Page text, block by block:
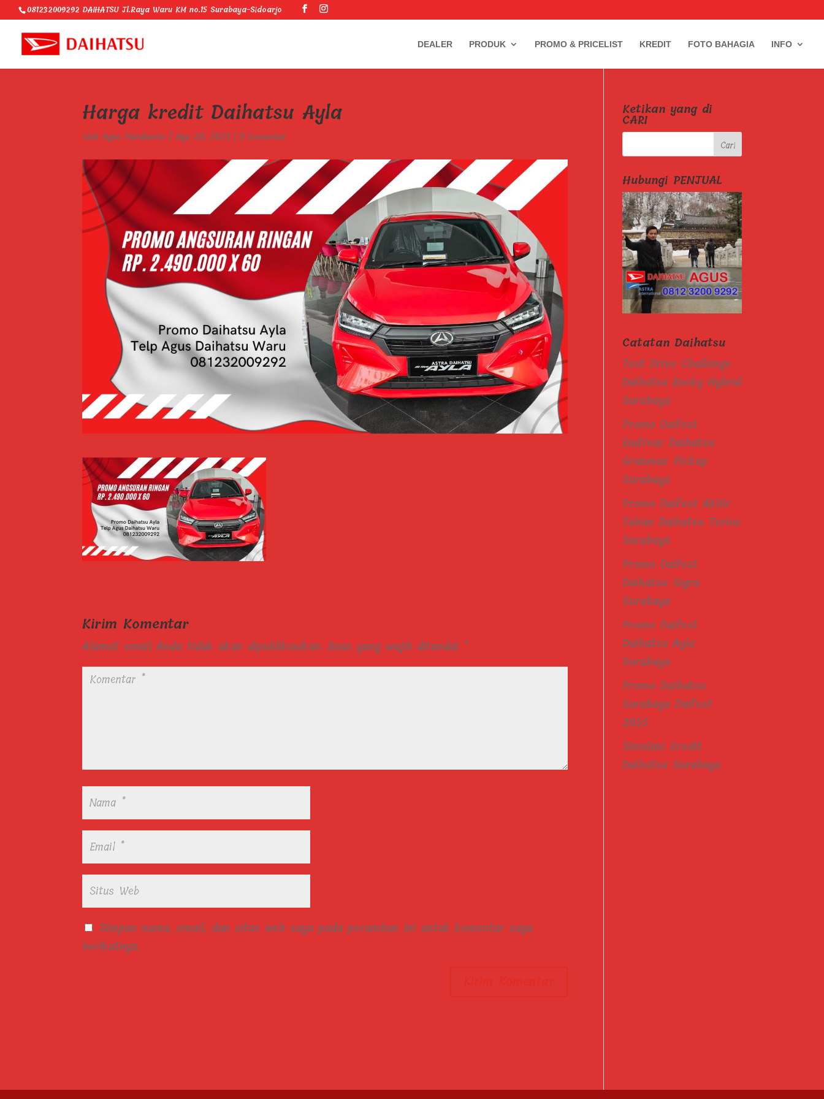
081232009292 DAIHATSU Jl.Raya Waru KM no.15 Surabaya-Sidoarjo
DEALER PRODUK PROMO & PRICELIST KREDIT FOTO BAHAGIA INFO
Harga kredit Daihatsu Ayla
olehAgus Mardianto |Agu 20, 2023 | 0 komentar
Kirim Komentar
Alamat email Anda tidak akan dipublikasikan. Ruas yang wajib ditandai *
Simpan nama, email, dan situs web saya pada peramban ini untuk komentar saya
berikutnya.
Ketikan yang di
CARI
Hubungi PENJUAL
Catatan Daihatsu
Test Drive Challenge
Daihatsu Rocky Hybrid
Surabaya
Promo Daifest
EndYear Daihatsu
Granmax Pickup
Surabaya
Promo Daifest Akhir
Tahun Daihatsu Terios
Surabaya
Promo Daifest
Daihatsu Sigra
Surabaya
Promo Daifest
Daihatsu Ayla
Surabaya
Promo Daihatsu
Surabaya Daifest
2025
Simulasi Kredit
Daihatsu Surabaya